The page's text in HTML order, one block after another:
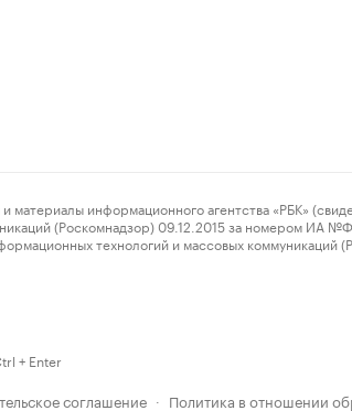
информационного агентства «РБК»
(Роскомнадзор) 09.12.2015 за номером ИА
технологий и массовых
+ Enter
соглашение · Политика в отношении